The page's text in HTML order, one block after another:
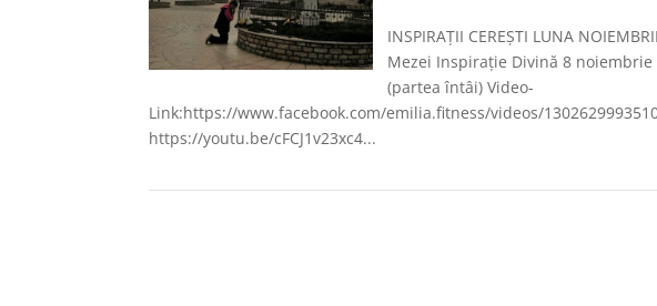
INSPIRAȚII CEREȘTI LUNA
Mezei Inspirație Divină 8
(partea întâi) Video-
Link:https://www.facebook.com/emilia.fitness/videos/
https://youtu.be/cFCJ1v23xc4...